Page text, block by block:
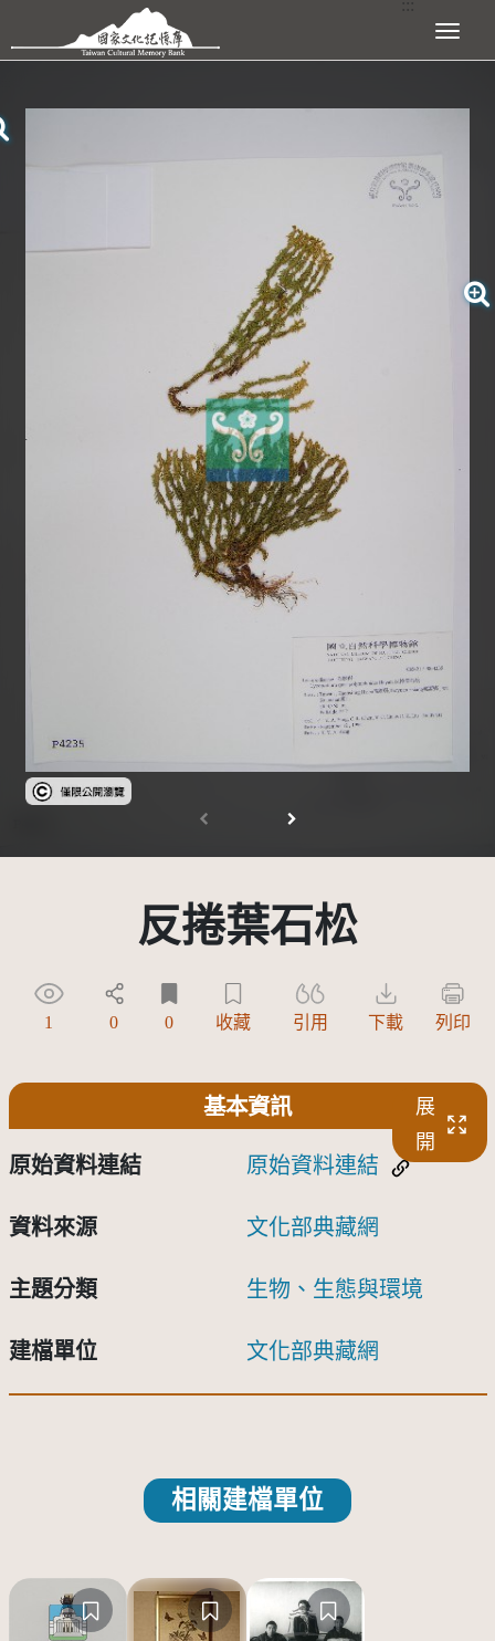
跳到主要內容區塊 展開選單
受著作權法保護-僅限於本平台有限度公開瀏覽
反捲葉石松
1 0 0 收藏 引用 下載 列印
基本資訊
展
開
原始資料連結 原始資料連結
資料來源 文化部典藏網
主題分類 生物、生態與環境
建檔單位 文化部典藏網
相關建檔單位